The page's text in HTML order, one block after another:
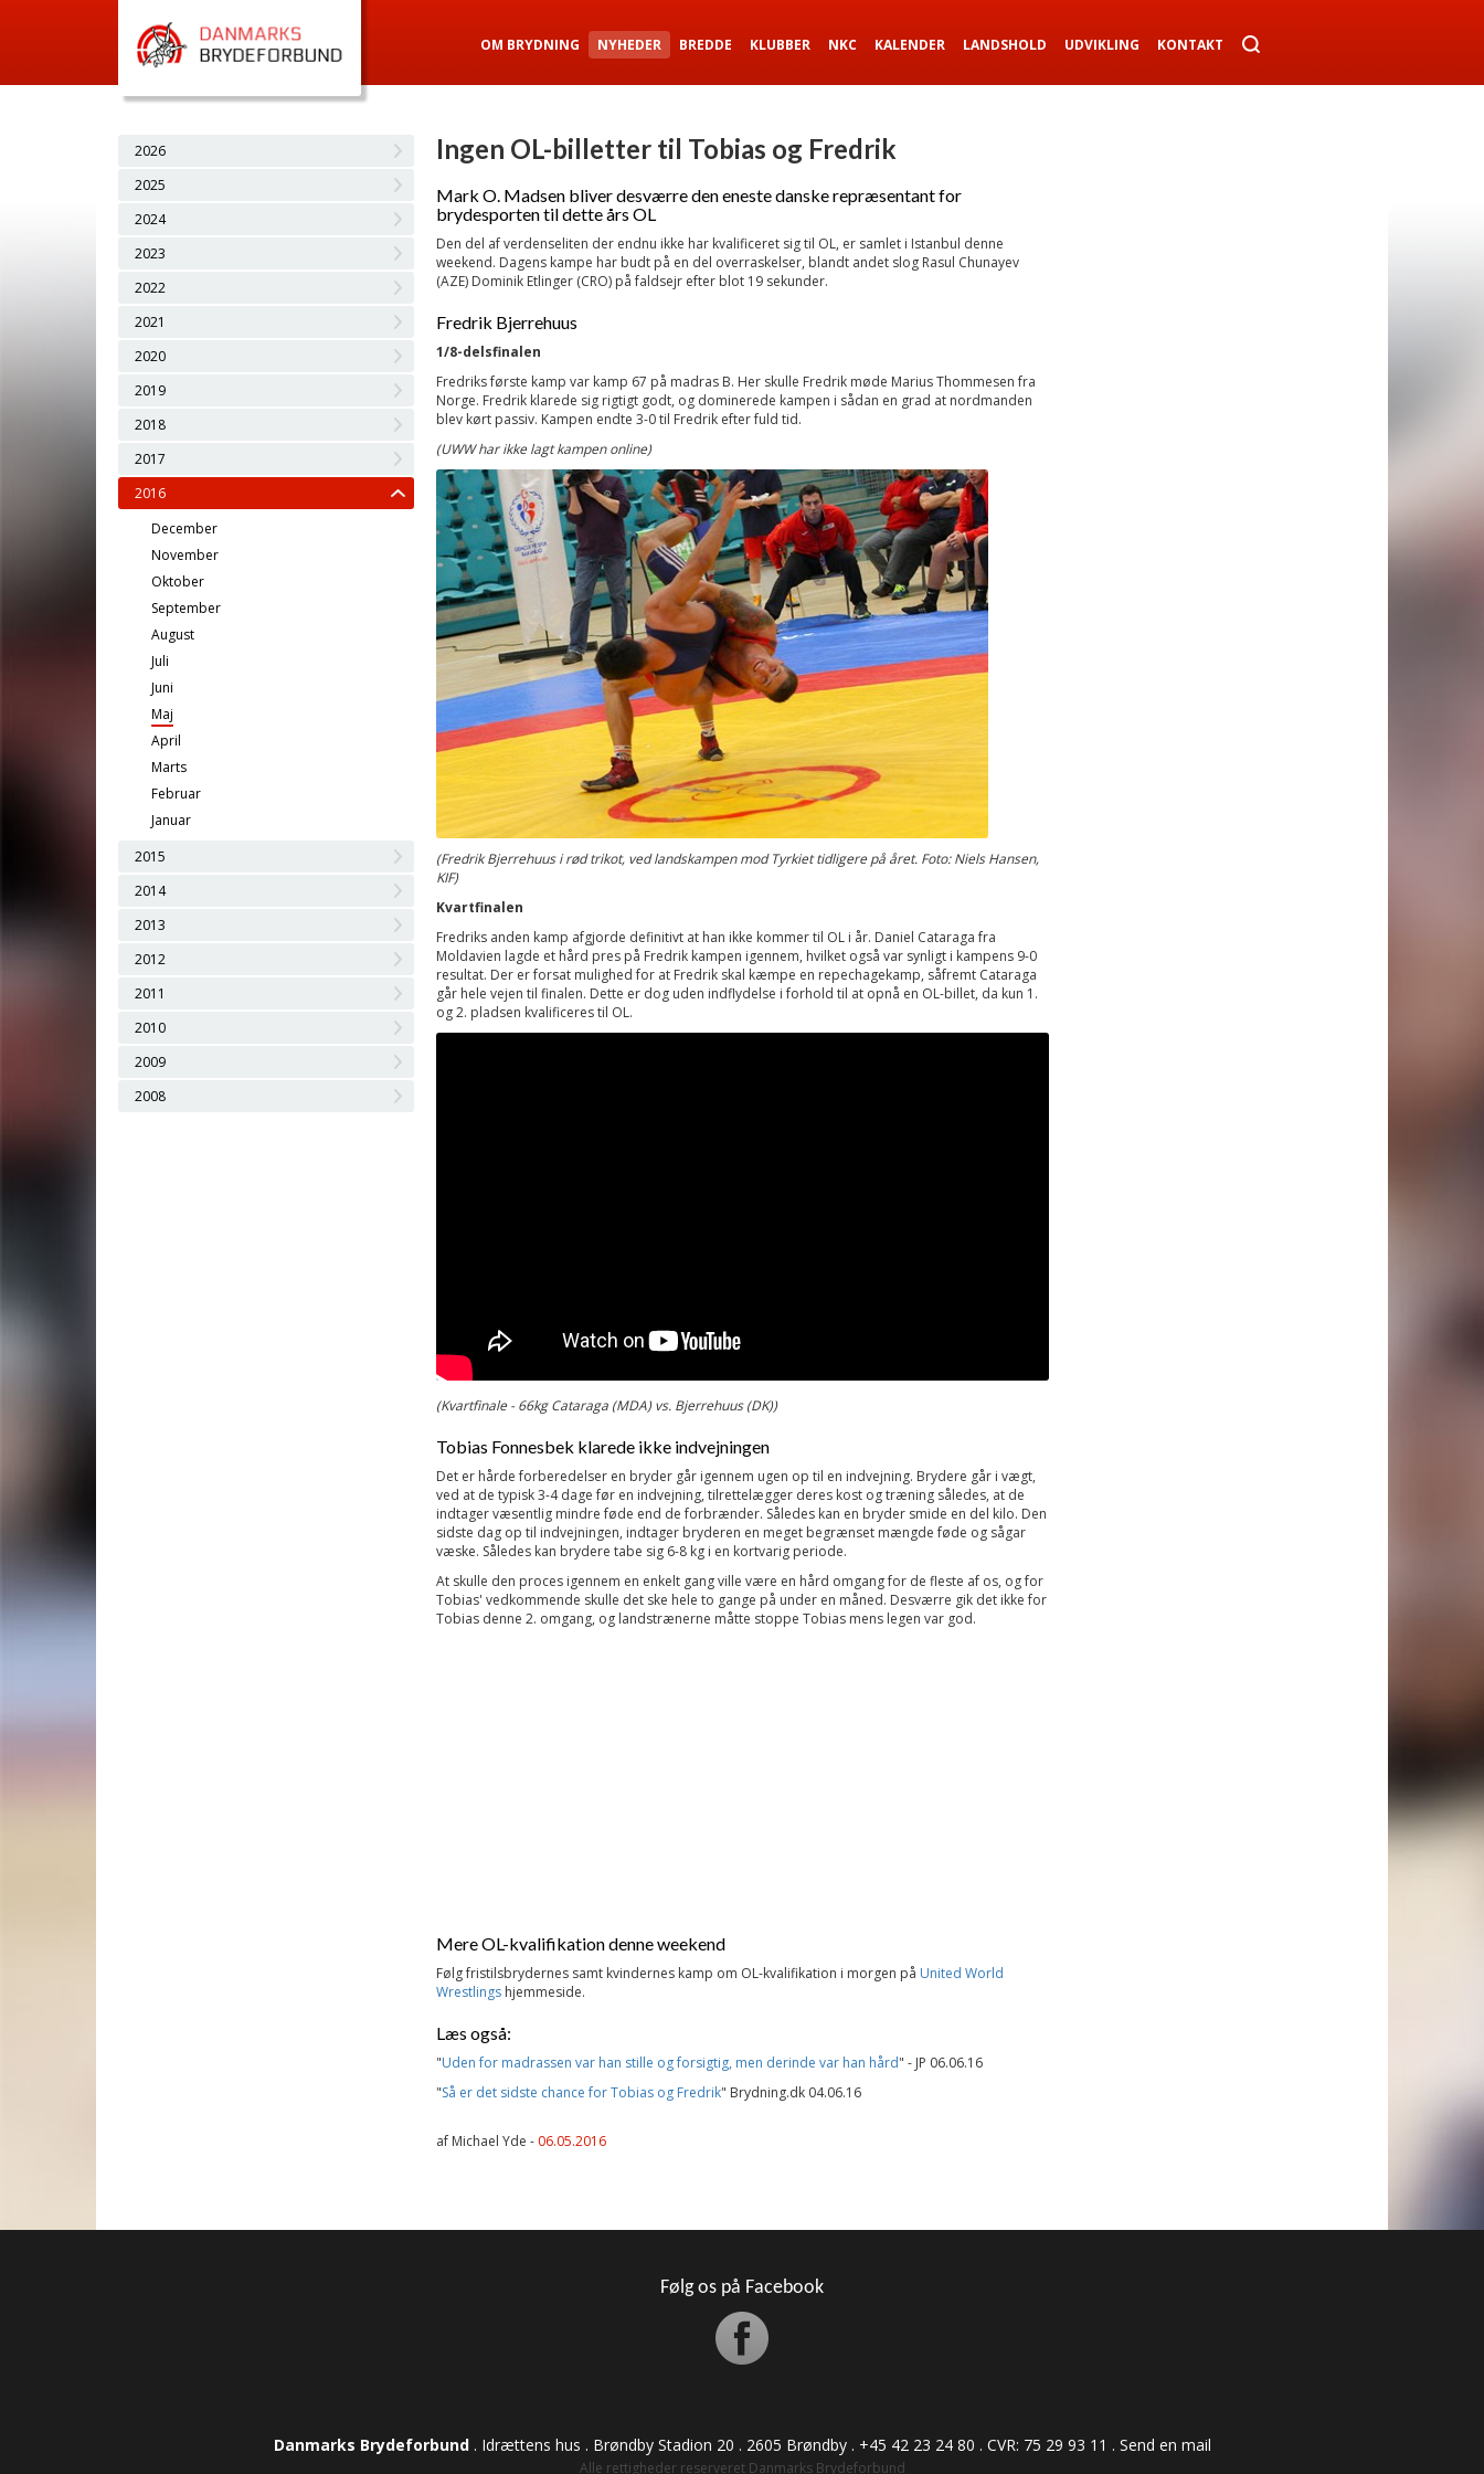
OM BRYDNING NYHEDER BREDDE KLUBBER NKC KALENDER LANDSHOLD UDVIKLING KONTAKT
2026
2025
2024
2023
2022
2021
2020
2019
2018
2017
2016
December
November
Oktober
September
August
Juli
Juni
Maj
April
Marts
Februar
Januar
2015
2014
2013
2012
2011
2010
2009
2008
Ingen OL-billetter til Tobias og Fredrik
Mark O. Madsen bliver desværre den eneste danske repræsentant for
brydesporten til dette års OL
Den del af verdenseliten der endnu ikke har kvalificeret sig til OL, er samlet i Istanbul denne
weekend. Dagens kampe har budt på en del overraskelser, blandt andet slog Rasul Chunayev
(AZE) Dominik Etlinger (CRO) på faldsejr efter blot 19 sekunder.
Fredrik Bjerrehuus
1/8-delsfinalen
Fredriks første kamp var kamp 67 på madras B. Her skulle Fredrik møde Marius Thommesen fra
Norge. Fredrik klarede sig rigtigt godt, og dominerede kampen i sådan en grad at nordmanden
blev kørt passiv. Kampen endte 3-0 til Fredrik efter fuld tid.
(UWW har ikke lagt kampen online)
(Fredrik Bjerrehuus i rød trikot, ved landskampen mod Tyrkiet tidligere på året. Foto: Niels Hansen,
KIF)
Kvartfinalen
Fredriks anden kamp afgjorde definitivt at han ikke kommer til OL i år. Daniel Cataraga fra
Moldavien lagde et hård pres på Fredrik kampen igennem, hvilket også var synligt i kampens 9-0
resultat. Der er forsat mulighed for at Fredrik skal kæmpe en repechagekamp, såfremt Cataraga
går hele vejen til finalen. Dette er dog uden indflydelse i forhold til at opnå en OL-billet, da kun 1.
og 2. pladsen kvalificeres til OL.
(Kvartfinale - 66kg Cataraga (MDA) vs. Bjerrehuus (DK))
Tobias Fonnesbek klarede ikke indvejningen
Det er hårde forberedelser en bryder går igennem ugen op til en indvejning. Brydere går i vægt,
ved at de typisk 3-4 dage før en indvejning, tilrettelægger deres kost og træning således, at de
indtager væsentlig mindre føde end de forbrænder. Således kan en bryder smide en del kilo. Den
sidste dag op til indvejningen, indtager bryderen en meget begrænset mængde føde og sågar
væske. Således kan brydere tabe sig 6-8 kg i en kortvarig periode.
At skulle den proces igennem en enkelt gang ville være en hård omgang for de fleste af os, og for
Tobias' vedkommende skulle det ske hele to gange på under en måned. Desværre gik det ikke for
Tobias denne 2. omgang, og landstrænerne måtte stoppe Tobias mens legen var god.
Mere OL-kvalifikation denne weekend
Følg fristilsbrydernes samt kvindernes kamp om OL-kvalifikation i morgen på United World
Wrestlingshjemmeside.
Læs også:
"Uden for madrassen var han stille og forsigtig, men derinde var han hård" - JP 06.06.16
"Så er det sidste chance for Tobias og Fredrik" Brydning.dk 04.06.16
af Michael Yde - 06.05.2016
Følg os på Facebook
Danmarks Brydeforbund. Idrættens hus . Brøndby Stadion 20 . 2605 Brøndby . +45 42 23 24 80 . CVR: ​​​​​​75 29 93 11 . Send en mail
Alle rettigheder reserveret Danmarks Brydeforbund